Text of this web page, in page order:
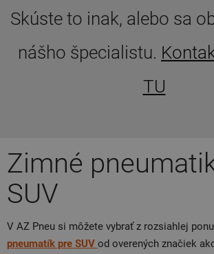
Skúste to inak, alebo sa
nášho špecialistu.
TU
Zimné
SUV
V AZ Pneu si môžete vybrať z rozsiahlej
pneumatík pre SUV od overených značiek